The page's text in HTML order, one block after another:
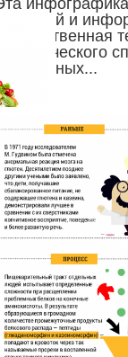
полезной и
"Лекарственная
аутистического
зарубежных...